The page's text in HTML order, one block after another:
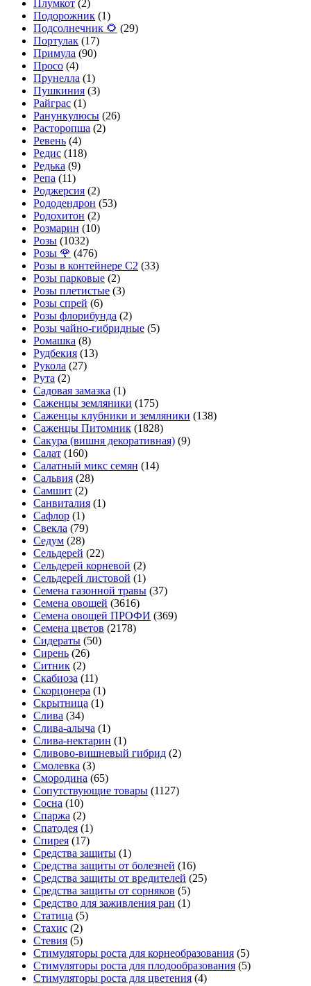
Плумкот (2)
Подорожник (1)
Подсолнечник 🌻 (29)
Портулак (17)
Примула (90)
Просо (4)
Прунелла (1)
Пушкиния (3)
Райграс (1)
Ранункулюсы (26)
Расторопша (2)
Ревень (4)
Редис (118)
Редька (9)
Репа (11)
Роджерсия (2)
Рододендрон (53)
Родохитон (2)
Розмарин (10)
Розы (1032)
Розы 🌹 (476)
Розы в контейнере С2 (33)
Розы парковые (2)
Розы плетистые (3)
Розы спрей (6)
Розы флорибунда (2)
Розы чайно-гибридные (5)
Ромашка (8)
Рудбекия (13)
Рукола (27)
Рута (2)
Садовая замазка (1)
Саженцы земляники (175)
Саженцы клубники и земляники (138)
Саженцы Питомник (1828)
Сакура (вишня декоративная) (9)
Салат (160)
Салатный микс семян (14)
Сальвия (28)
Самшит (2)
Санвиталия (1)
Сафлор (1)
Свекла (79)
Седум (28)
Сельдерей (22)
Сельдерей корневой (2)
Сельдерей листовой (1)
Семена газонной травы (37)
Семена овощей (3616)
Семена овощей ПРОФИ (369)
Семена цветов (2178)
Сидераты (50)
Сирень (26)
Ситник (2)
Скабиоза (11)
Скорцонера (1)
Скрытница (1)
Слива (34)
Слива-алыча (1)
Слива-нектарин (1)
Сливово-вишневый гибрид (2)
Смолевка (3)
Смородина (65)
Сопутствующие товары (1127)
Сосна (10)
Спаржа (2)
Спатодея (1)
Спирея (17)
Средства защиты (1)
Средства защиты от болезней (16)
Средства защиты от вредителей (25)
Средства защиты от сорняков (5)
Средство для заживления ран (1)
Статица (5)
Стахис (2)
Стевия (5)
Стимуляторы роста для корнеобразования (5)
Стимуляторы роста для плодообразования (5)
Стимуляторы роста для цветения (4)